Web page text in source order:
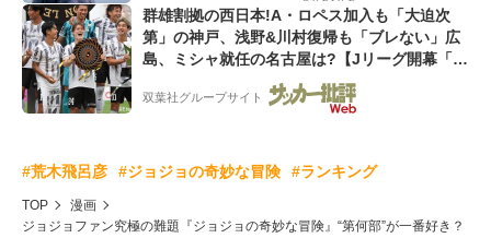
群雄割拠の西日本!A・ロペス加入も「大迫次
第」の神戸、浅野&川村復帰も「ブレない」広
島、ミシャ就任の名古屋は?【Jリーグ開幕「初
めての秋春制」の大激論】(2)
双葉社グループサイト
#荒木飛呂彦 #ジョジョの奇妙な冒険 #ランキング
TOP
漫画
ジョジョファン究極の難題『ジョジョの奇妙な冒険』“第何部”が一番好き？